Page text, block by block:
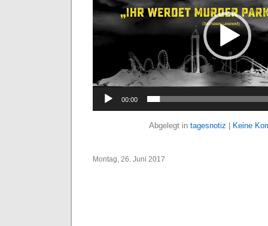
00:00
Abgelegt in tagesnotiz Keine
Montag, 26. Juni 2017